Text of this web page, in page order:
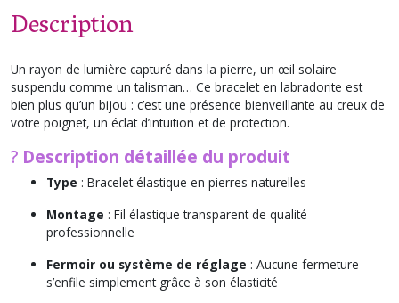
Description
Un rayon de lumière capturé dans la pierre, un œil solaire
suspendu comme un talisman… Ce bracelet en labradorite est
bien plus qu’un bijou : c’est une présence bienveillante au creux de
votre poignet, un éclat d’intuition et de protection.
? Description détaillée du produit
Type : Bracelet élastique en pierres naturelles
Montage : Fil élastique transparent de qualité
professionnelle
Fermoir ou système de réglage : Aucune fermeture –
s’enfile simplement grâce à son élasticité